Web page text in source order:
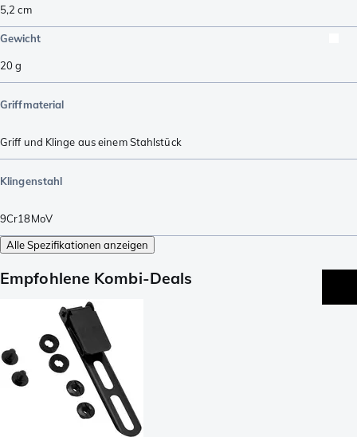
5,2 cm
Gewicht
20g
Griffmaterial
Griff und Klinge aus einem Stahlstück
Klingenstahl
9Cr18MoV
Alle Spezifikationen anzeigen
Empfohlene Kombi-Deals